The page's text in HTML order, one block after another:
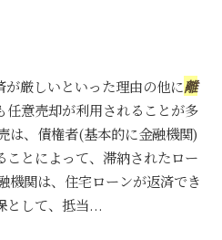
厳しいといった理由の他に離
任意売却が利用されることが多
は、債権者(基本的に金融機関)
とによって、滞納されたロー
機関は、住宅ローンが返済でき
として、抵当...